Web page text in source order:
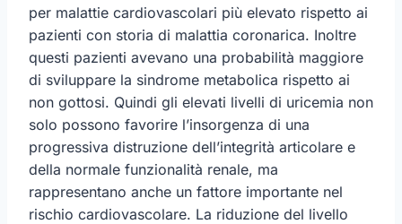
per malattie cardiovascolari più elevato rispetto ai
pazienti con storia di malattia coronarica. Inoltre
questi pazienti avevano una probabilità maggiore
di sviluppare la sindrome metabolica rispetto ai
non gottosi. Quindi gli elevati livelli di uricemia non
solo possono favorire l’insorgenza di una
progressiva distruzione dell’integrità articolare e
della normale funzionalità renale, ma
rappresentano anche un fattore importante nel
rischio cardiovascolare. La riduzione del livello